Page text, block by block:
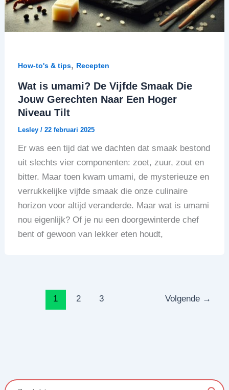
How-to's & tips, Recepten
Wat is umami? De Vijfde Smaak Die
Jouw Gerechten Naar Een Hoger
Niveau Tilt
Lesley / 22 februari 2025
Er was een tijd dat we dachten dat smaak bestond
uit slechts vier componenten: zoet, zuur, zout en
bitter. Maar toen kwam umami, de mysterieuze en
verrukkelijke vijfde smaak die onze culinaire
horizon voor altijd veranderde. Maar wat is umami
nou eigenlijk? Of je nu een doorgewinterde chef
bent of gewoon van lekker eten houdt,
1 2 3 Volgende →